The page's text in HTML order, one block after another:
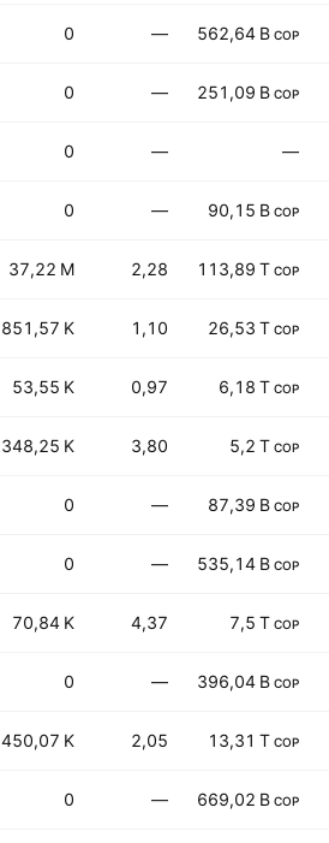
0 — 562,64 B COP
0 — 251,09 B COP
0 — —
0 — 90,15 B COP
37,22 M 2,28 113,89 T COP
851,57 K 1,10 26,53 T COP
53,55 K 0,97 6,18 T COP
348,25 K 3,80 5,2 T COP
0 — 87,39 B COP
0 — 535,14 B COP
70,84 K 4,37 7,5 T COP
0 — 396,04 B COP
450,07 K 2,05 13,31 T COP
0 — 669,02 B COP